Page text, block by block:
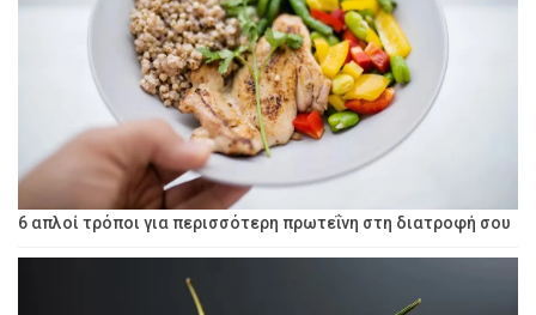
6 απλοί τρόποι για περισσότερη πρωτεΐνη στη διατροφή σου